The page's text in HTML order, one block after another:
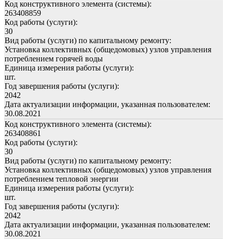
Код конструктивного элемента (системы):
263408859
Код работы (услуги):
30
Вид работы (услуги) по капитальному ремонту:
Установка коллективных (общедомовых) узлов управления
потреблением горячей воды
Единица измерения работы (услуги):
шт.
Год завершения работы (услуги):
2042
Дата актуализации информации, указанная пользователем:
30.08.2021
Код конструктивного элемента (системы):
263408861
Код работы (услуги):
30
Вид работы (услуги) по капитальному ремонту:
Установка коллективных (общедомовых) узлов управления
потреблением тепловой энергии
Единица измерения работы (услуги):
шт.
Год завершения работы (услуги):
2042
Дата актуализации информации, указанная пользователем:
30.08.2021